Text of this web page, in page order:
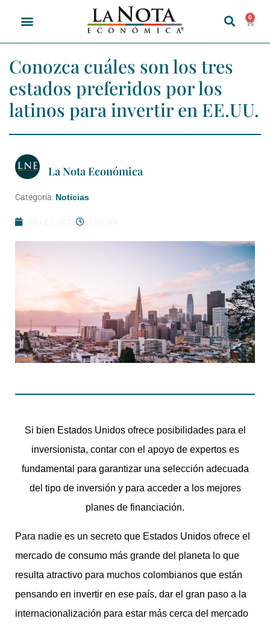
0
Conozca cuáles son los tres
estados preferidos por los
latinos para invertir en EE.UU.
La Nota Económica
Categoría: Noticias
Si bien Estados Unidos ofrece posibilidades para el
inversionista, contar con el apoyo de expertos es
fundamental para garantizar una selección adecuada
del tipo de inversión y para acceder a los mejores
planes de financiación.
Para nadie es un secreto que Estados Unidos ofrece el
mercado de consumo más grande del planeta lo que
resulta atractivo para muchos colombianos que están
pensando en invertir en ese país, dar el gran paso a la
internacionalización para estar más cerca del mercado